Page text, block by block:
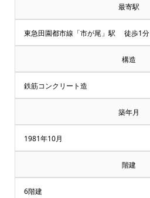
売
却・
取
談
付
最寄駅
東急田園都市線「市が尾」駅 徒歩1分
構造
鉄筋コンクリート造
築年月
1981年10月
階建
6階建